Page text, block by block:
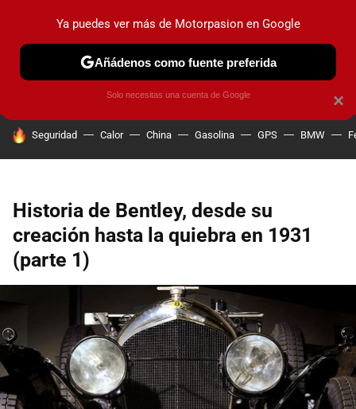
PRUEBAS COCHES ELÉCTRICOS OBSERVATORIO
HOY SE HABLA DE
Seguridad Calor China Gasolina GPS BMW
Historia de Bentley, desde su
creación hasta la quiebra en 1931
(parte 1)
×
Ya puedes ver más de Motorpasion en Google
Añádenos como fuente preferida
Solo necesitas una cuenta de Google